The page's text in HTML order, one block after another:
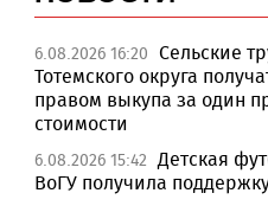
6.08.2026 16:20 Сельские
Тотемского округа
правом выкупа за один
стоимости
6.08.2026 15:42 Детская
ВоГУ получила